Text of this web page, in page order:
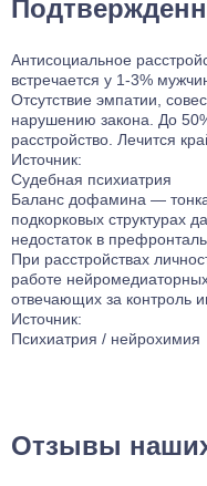
Антисоциальное
встречается у 1-3%
Отсутствие эмпатии,
нарушению закона. До
расстройство. Лечится
Источник:
Судебная психиатрия
Баланс дофамина —
подкорковых структурах
недостаток в
При расстройствах
работе
отвечающих за контроль
Источник:
Психиатрия / нейрохимия
Отзывы